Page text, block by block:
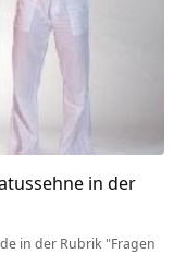
in der
in der Rubrik "Fragen